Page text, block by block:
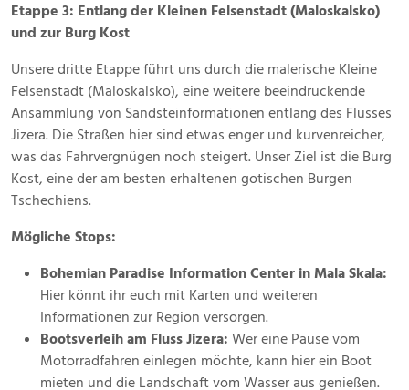
Etappe 3: Entlang der Kleinen Felsenstadt (Maloskalsko)
und zur Burg Kost
Unsere dritte Etappe führt uns durch die malerische Kleine
Felsenstadt (Maloskalsko), eine weitere beeindruckende
Ansammlung von Sandsteinformationen entlang des Flusses
Jizera. Die Straßen hier sind etwas enger und kurvenreicher,
was das Fahrvergnügen noch steigert. Unser Ziel ist die Burg
Kost, eine der am besten erhaltenen gotischen Burgen
Tschechiens.
Mögliche Stops:
Bohemian Paradise Information Center in Mala Skala:
Hier könnt ihr euch mit Karten und weiteren
Informationen zur Region versorgen.
Bootsverleih am Fluss Jizera: Wer eine Pause vom
Motorradfahren einlegen möchte, kann hier ein Boot
mieten und die Landschaft vom Wasser aus genießen.